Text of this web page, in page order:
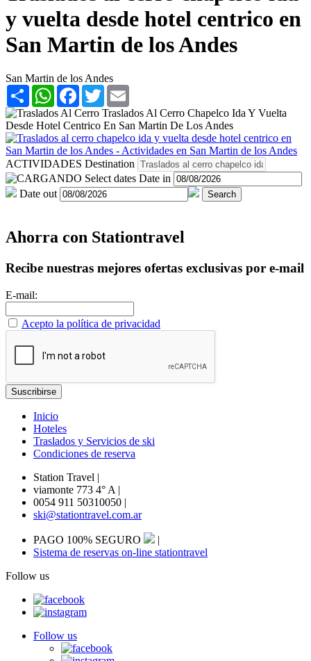
y vuelta desde hotel centrico en
San Martin de los Andes
San Martin de los Andes
Share WhatsAppFacebook
Twitter
ACTIVIDADES Destination
Select dates Date in
Date out
Search
Ahorra con Stationtravel
Recibe nuestras mejores ofertas exclusivas por e-mail
E-mail:
Acepto la política de privacidad
Inicio
Hoteles
Traslados y Servicios de ski
Condiciones de reserva
Station Travel |
viamonte 773 4° A |
0054 911 50310050 |
ski@stationtravel.com.ar
PAGO 100% SEGURO
|
Sistema de reservas on-line stationtravel
Follow us
Follow us